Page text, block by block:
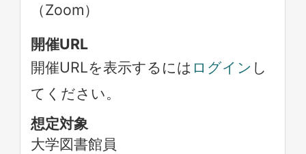
（Zoom）
開催URL
開催URLを表示するには ログイン し
てください。
想定対象
大学図書館員